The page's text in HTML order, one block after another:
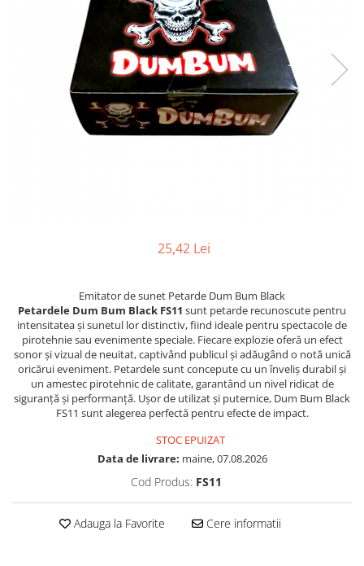
25,42 Lei
Emitator de sunet Petarde Dum Bum Black
Petardele Dum Bum Black FS11 sunt petarde recunoscute pentru
intensitatea și sunetul lor distinctiv, fiind ideale pentru spectacole de
pirotehnie sau evenimente speciale. Fiecare explozie oferă un efect
sonor și vizual de neuitat, captivând publicul și adăugând o notă unică
oricărui eveniment. Petardele sunt concepute cu un înveliș durabil și
un amestec pirotehnic de calitate, garantând un nivel ridicat de
siguranță și performanță. Ușor de utilizat și puternice, Dum Bum Black
FS11 sunt alegerea perfectă pentru efecte de impact.
STOC EPUIZAT
Data de livrare: maine, 07.08.2026
Cod Produs: FS11
Adauga la Favorite Cere informatii